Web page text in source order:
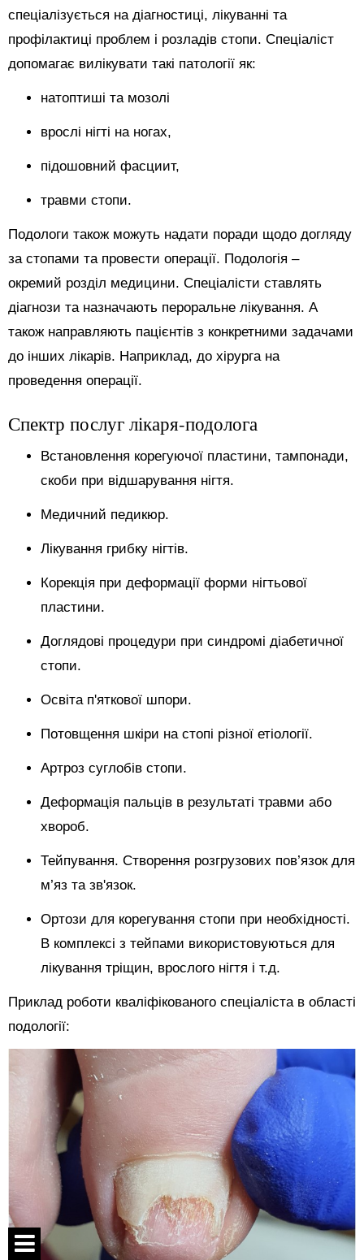
спеціалізується на діагностиці, лікуванні та
профілактиці проблем і розладів стопи. Спеціаліст
допомагає вилікувати такі патології як:
натоптиші та мозолі
врослі нігті на ногах,
підошовний фасциит,
травми стопи.
Подологи також можуть надати поради щодо догляду
за стопами та провести операції. Подологія –
окремий розділ медицини. Спеціалісти ставлять
діагнози та назначають пероральне лікування. А
також направляють пацієнтів з конкретними задачами
до інших лікарів. Наприклад, до хірурга на
проведення операції.
Спектр послуг лікаря-подолога
Встановлення корегуючої пластини, тампонади,
скоби при відшарування нігтя.
Медичний педикюр.
Лікування грибку нігтів.
Корекція при деформації форми нігтьової
пластини.
Доглядові процедури при синдромі діабетичної
стопи.
Освіта п'яткової шпори.
Потовщення шкіри на стопі різної етіології.
Артроз суглобів стопи.
Деформація пальців в результаті травми або
хвороб.
Тейпування. Створення розгрузових пов’язок для
м’яз та зв'язок.
Ортози для корегування стопи при необхідності.
В комплексі з тейпами використовуються для
лікування тріщин, врослого нігтя і т.д.
Приклад роботи кваліфікованого спеціаліста в області
подології: